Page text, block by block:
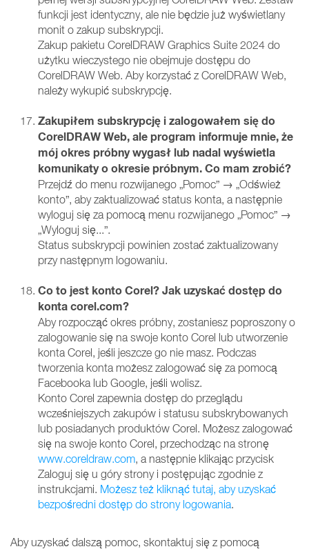
funkcji jest identyczny, ale nie będzie już wyświetlany
monit o zakup subskrypcji.
Zakup pakietu CorelDRAW Graphics Suite 2024 do
użytku wieczystego nie obejmuje dostępu do
CorelDRAW Web. Aby korzystać z CorelDRAW Web,
należy wykupić subskrypcję.
Zakupiłem subskrypcję i zalogowałem się do
CorelDRAW Web, ale program informuje mnie, że
mój okres próbny wygasł lub nadal wyświetla
komunikaty o okresie próbnym. Co mam zrobić?
Przejdź do menu rozwijanego „Pomoc” → „Odśwież
konto”, aby zaktualizować status konta, a następnie
wyloguj się za pomocą menu rozwijanego „Pomoc” →
„Wyloguj się...”.
Status subskrypcji powinien zostać zaktualizowany
przy następnym logowaniu.
Co to jest konto Corel? Jak uzyskać dostęp do
konta corel.com?
Aby rozpocząć okres próbny, zostaniesz poproszony o
zalogowanie się na swoje konto Corel lub utworzenie
konta Corel, jeśli jeszcze go nie masz. Podczas
tworzenia konta możesz zalogować się za pomocą
Facebooka lub Google, jeśli wolisz.
Konto Corel zapewnia dostęp do przeglądu
wcześniejszych zakupów i statusu subskrybowanych
lub posiadanych produktów Corel. Możesz zalogować
się na swoje konto Corel, przechodząc na stronę
www.coreldraw.com, a następnie klikając przycisk
Zaloguj się u góry strony i postępując zgodnie z
instrukcjami. Możesz też kliknąć tutaj, aby uzyskać
bezpośredni dostęp do strony logowania.
Aby uzyskać dalszą pomoc, skontaktuj się z pomocą